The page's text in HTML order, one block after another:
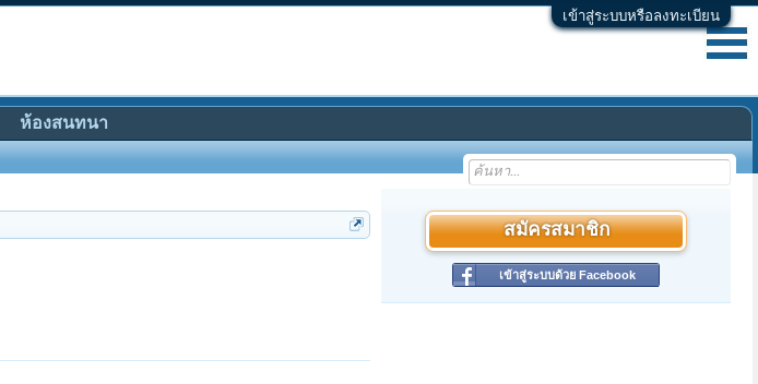
เข้าสู่ระบบหรือลงทะเบียน
สมัครสมาชิก
เข้าสู่ระบบด้วย Facebook
ห้องสนทนา